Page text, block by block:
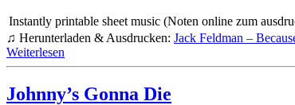
Instantly printable sheet music (Noten online zum
♫ Herunterladen & Ausdrucken: Jack Feldman –
Weiterlesen
Johnny’s Gonna Die